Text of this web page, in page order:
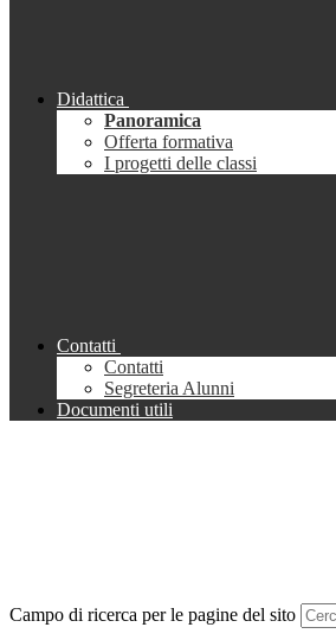
Didattica
Panoramica
Offerta formativa
I progetti delle classi
Contatti
Contatti
Segreteria Alunni
Documenti utili
Campo di ricerca per le pagine del sito